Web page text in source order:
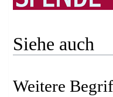
Siehe auch
Weitere